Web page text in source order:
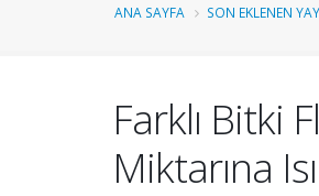
ANA SAYFA SON EKLENEN
Farklı Bitki
Miktarına